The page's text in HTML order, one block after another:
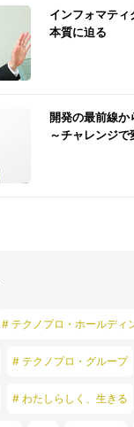
インフォマテ
本質に迫る
開発の最前線
～チャレンジで
# テクノプロ・ホールディ
# テクノプロ・グループ
# わたしらしく、生きる